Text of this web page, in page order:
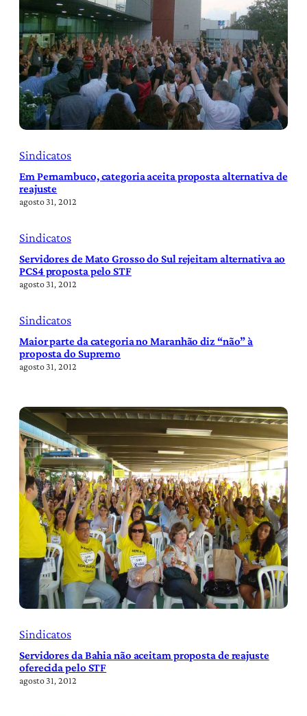
Sindicatos
Em Pernambuco, categoria aceita proposta alternativa de
reajuste
agosto 31, 2012
Sindicatos
Servidores de Mato Grosso do Sul rejeitam alternativa ao
PCS4 proposta pelo STF
agosto 31, 2012
Sindicatos
Maior parte da categoria no Maranhão diz “não” à
proposta do Supremo
agosto 31, 2012
Sindicatos
Servidores da Bahia não aceitam proposta de reajuste
oferecida pelo STF
agosto 31, 2012